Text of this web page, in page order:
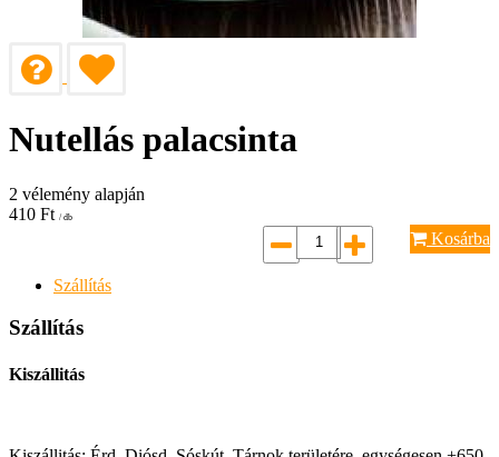
Nutellás palacsinta
2 vélemény alapján
410 Ft / db
Kosárba
Szállítás
Szállítás
Kiszállitás